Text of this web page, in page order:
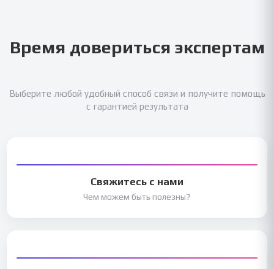
Время довериться экспертам
Выберите любой удобный способ связи и получите помощь
с гарантией результата
Свяжитесь с нами
Чем можем быть полезны?